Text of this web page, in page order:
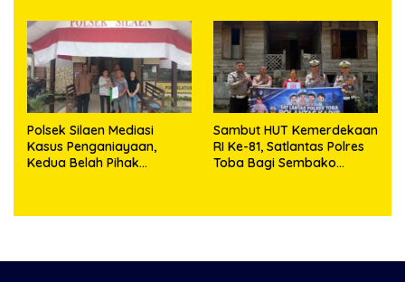
Polsek Silaen Mediasi
Kasus Penganiayaan,
Kedua Belah Pihak
Sambut HUT Kemerdekaan
RI Ke-81, Satlantas Polres
Toba Bagi Sembako